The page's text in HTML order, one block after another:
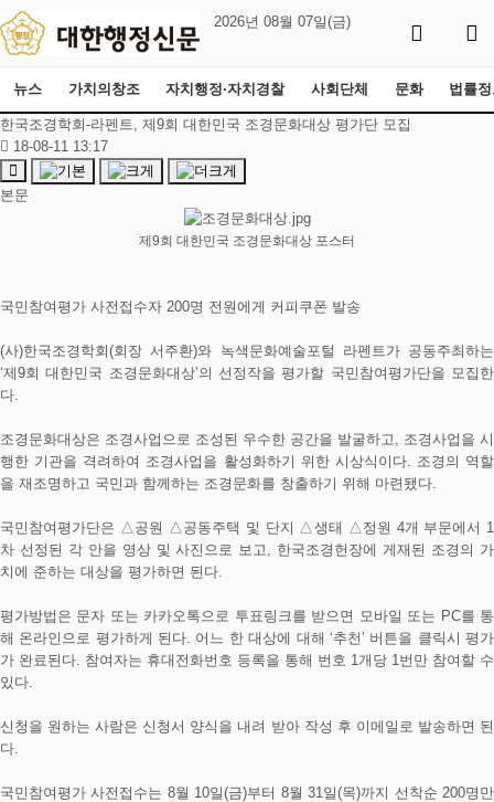
2026년 08월 07일(금)
뉴스 가치의창조 자치행정·자치경찰 사회단체 문화 법률
한국조경학회-라펜트, 제9회 대한민국 조경문화대상 평가단 모집
18-08-11 13:17
본문
제9회 대한민국 조경문화대상 포스터
국민참여평가 사전접수자 200명 전원에게 커피쿠폰 발송
(사)한국조경학회(회장 서주환)와 녹색문화예술포털 라펜트가 공동주최하는
‘제9회 대한민국 조경문화대상’의 선정작을 평가할 국민참여평가단을 모집한
다.
조경문화대상은 조경사업으로 조성된 우수한 공간을 발굴하고, 조경사업을 시
행한 기관을 격려하여 조경사업을 활성화하기 위한 시상식이다. 조경의 역할
을 재조명하고 국민과 함께하는 조경문화를 창출하기 위해 마련됐다.
국민참여평가단은 △공원 △공동주택 및 단지 △생태 △정원 4개 부문에서 1
차 선정된 각 안을 영상 및 사진으로 보고, 한국조경헌장에 게재된 조경의 가
치에 준하는 대상을 평가하면 된다.
평가방법은 문자 또는 카카오톡으로 투표링크를 받으면 모바일 또는 PC를 통
해 온라인으로 평가하게 된다. 어느 한 대상에 대해 ‘추천’ 버튼을 클릭시 평가
가 완료된다. 참여자는 휴대전화번호 등록을 통해 번호 1개당 1번만 참여할 수
있다.
신청을 원하는 사람은 신청서 양식을 내려 받아 작성 후 이메일로 발송하면 된
다.
국민참여평가 사전접수는 8월 10일(금)부터 8월 31일(목)까지 선착순 200명만